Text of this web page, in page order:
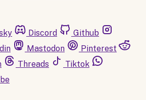
Discord
Github
Mastodon
Pinterest
Threads
Tiktok